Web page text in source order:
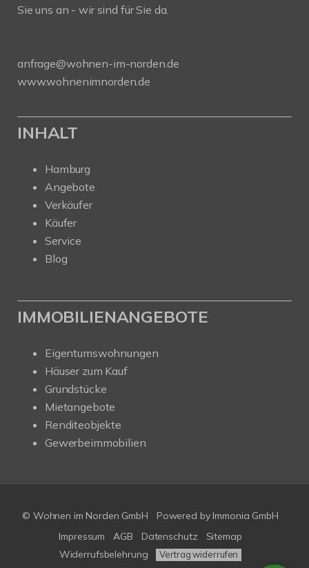
Sie uns an - wir sind für Sie da.
anfrage@wohnen-im-norden.de
www.wohnenimnorden.de
INHALT
Hamburg
Angebote
Verkäufer
Käufer
Service
Blog
IMMOBILIENANGEBOTE
Eigentumswohnungen
Häuser zum Kauf
Grundstücke
Mietangebote
Renditeobjekte
Gewerbeimmobilien
© Wohnen im Norden GmbH Powered by Immonia GmbH
Impressum
AGB Datenschutz
Sitemap
Widerrufsbelehrung
Vertrag widerrufen